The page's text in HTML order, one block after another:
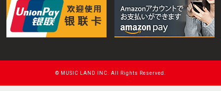
© MUSIC LAND INC. All Rights Reserved.